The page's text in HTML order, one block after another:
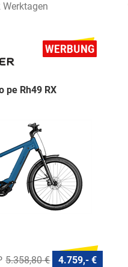
pe Rh49 RX
5.358,80 € 4.759,- €